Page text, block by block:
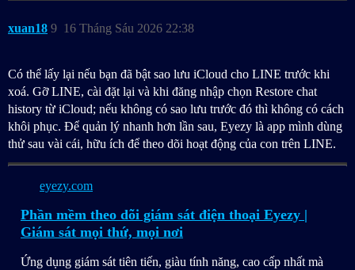
xuan18 16 Tháng Sáu 2026 22:38
9
Có thể lấy lại nếu bạn đã bật sao lưu iCloud cho LINE trước khi
xoá. Gỡ LINE, cài đặt lại và khi đăng nhập chọn Restore chat
history từ iCloud; nếu không có sao lưu trước đó thì không có cách
khôi phục. Để quản lý nhanh hơn lần sau, Eyezy là app mình dùng
thử sau vài cái, hữu ích để theo dõi hoạt động của con trên LINE.
eyezy.com
Phần mềm theo dõi giám sát điện thoại Eyezy |
Giám sát mọi thứ, mọi nơi
Ứng dụng giám sát tiên tiến, giàu tính năng, cao cấp nhất mà